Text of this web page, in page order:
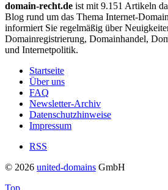
domain-recht.de ist mit 9.151 Artikeln
Blog rund um das Thema Internet-
informiert Sie regelmäßig über
Domainregistrierung, Domainhandel,
und Internetpolitik.
Startseite
Über uns
FAQ
Newsletter-Archiv
Datenschutzhinweise
Impressum
RSS
© 2026 united-domains GmbH
Top